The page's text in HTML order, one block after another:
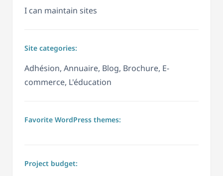
I can maintain sites
Site categories:
Adhésion, Annuaire, Blog, Brochure, E-
commerce, L'éducation
Favorite WordPress themes:
Project budget: